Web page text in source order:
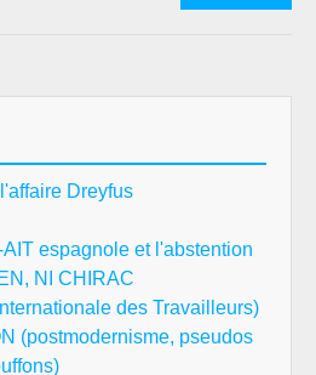
ÅT
Dreyfus
espagnole et l'abstention
NI CHIRAC
des Travailleurs)
(postmodernisme, pseudos